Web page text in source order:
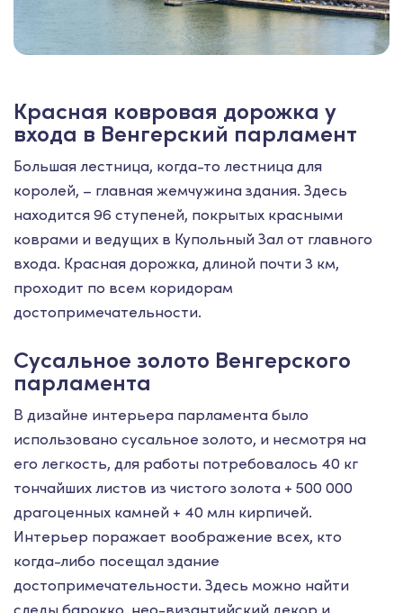
Красная ковровая дорожка у
входа в Венгерский парламент
Большая лестница, когда-то лестница для
королей, – главная жемчужина здания. Здесь
находится 96 ступеней, покрытых красными
коврами и ведущих в Купольный Зал от главного
входа. Красная дорожка, длиной почти 3 км,
проходит по всем коридорам
достопримечательности.
Сусальное золото Венгерского
парламента
В дизайне интерьера парламента было
использовано сусальное золото, и несмотря на
его легкость, для работы потребовалось 40 кг
тончайших листов из чистого золота + 500 000
драгоценных камней + 40 млн кирпичей.
Интерьер поражает воображение всех, кто
когда-либо посещал здание
достопримечательности. Здесь можно найти